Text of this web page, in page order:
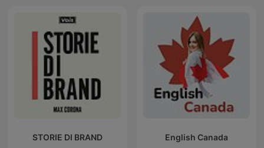
STORIE DI BRAND English Canada